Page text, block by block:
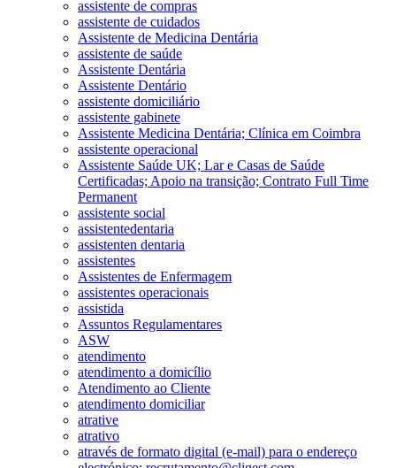
assistente de compras
assistente de cuidados
Assistente de Medicina Dentária
assistente de saúde
Assistente Dentária
Assistente Dentário
assistente domiciliário
assistente gabinete
Assistente Medicina Dentária; Clínica em Coimbra
assistente operacional
Assistente Saúde UK; Lar e Casas de Saúde
Certificadas; Apoio na transição; Contrato Full Time
Permanent
assistente social
assistentedentaria
assistenten dentaria
assistentes
Assistentes de Enfermagem
assistentes operacionais
assistida
Assuntos Regulamentares
ASW
atendimento
atendimento a domicílio
Atendimento ao Cliente
atendimento domiciliar
atrative
atrativo
através de formato digital (e-mail) para o endereço